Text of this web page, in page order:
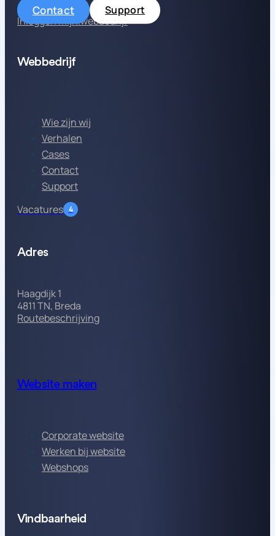
Contact
Support
Inloggen mijn.webbedrijf
Webbedrijf
Wie zijn wij
Verhalen
Cases
Contact
Support
Vacatures 4
Adres
Haagdijk 1
4811 TN, Breda
Routebeschrijving
Website maken
Corporate website
Werken bij website
Webshops
Vindbaarheid